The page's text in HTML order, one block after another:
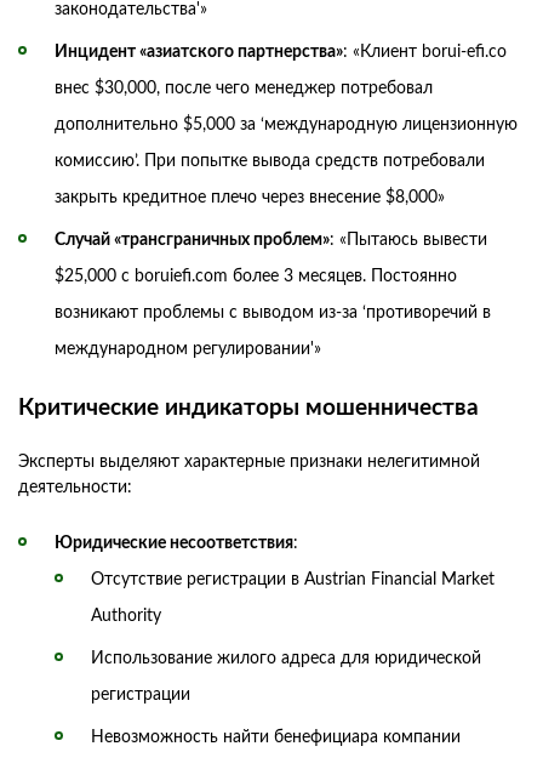
законодательства'»
Инцидент «азиатского партнерства»: «Клиент borui-efi.co
внес $30,000, после чего менеджер потребовал
дополнительно $5,000 за ‘международную лицензионную
комиссию’. При попытке вывода средств потребовали
закрыть кредитное плечо через внесение $8,000»
Случай «трансграничных проблем»: «Пытаюсь вывести
$25,000 с boruiefi.com более 3 месяцев. Постоянно
возникают проблемы с выводом из-за ‘противоречий в
международном регулировании'»
Критические индикаторы мошенничества
Эксперты выделяют характерные признаки нелегитимной
деятельности:
Юридические несоответствия:
Отсутствие регистрации в Austrian Financial Market
Authority
Использование жилого адреса для юридической
регистрации
Невозможность найти бенефициара компании